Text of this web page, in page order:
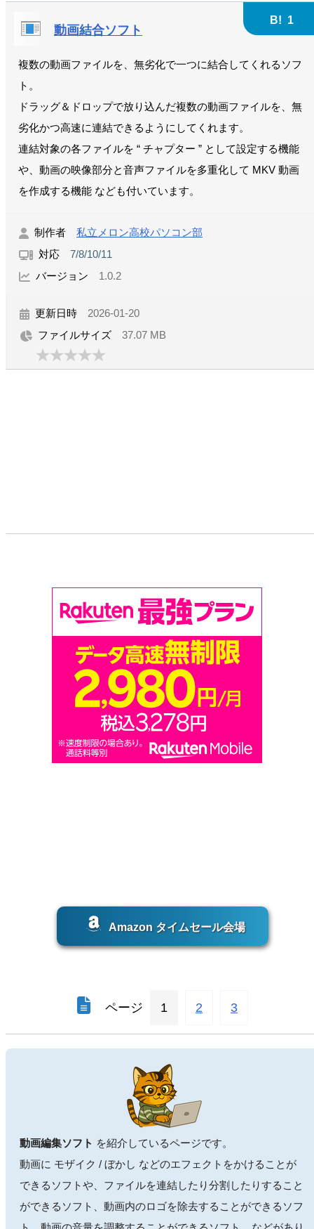
動画結合ソフト
B! 1
複数の動画ファイルを、無劣化で一つに結合してくれるソフ
ト。
ドラッグ＆ドロップで放り込んだ複数の動画ファイルを、無
劣化かつ高速に連結できるようにしてくれます。
連結対象の各ファイルを “ チャプター ” として設定する機能
や、動画の映像部分と音声ファイルを多重化して MKV 動画
を作成する機能 なども付いています。
制作者 私立メロン高校パソコン部
対応 7/8/10/11
バージョン 1.0.2
更新日時 2026-01-20
ファイルサイズ 37.07 MB
Amazon タイムセール会場
ページ 1 2 3
動画編集ソフト を紹介しているページです。
動画に モザイク / ぼかし などのエフェクトをかけることが
できるソフトや、ファイルを連結したり分割したりすること
ができるソフト、動画内のロゴを除去することができるソフ